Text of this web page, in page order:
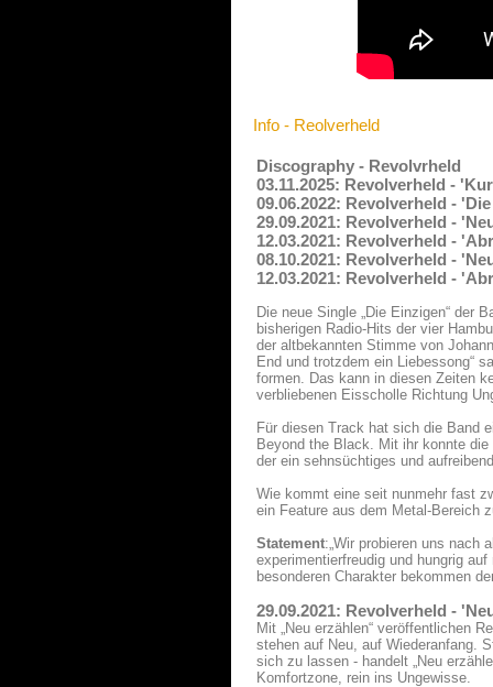
Info - Reolverheld
Discography - Revolvrheld
03.11.2025: Revolverheld -
09.06.2022: Revolverheld -
29.09.2021: Revolverheld -
12.03.2021: Revolverheld -
08.10.2021: Revolverheld -
12.03.2021: Revolverheld -
Die neue Single „Die Einzigen“ der
bisherigen Radio-Hits der vier
der altbekannten Stimme von
End und trotzdem ein Liebessong“
formen. Das kann in diesen Zeiten
verbliebenen Eisscholle Richtung
Für diesen Track hat sich die Band
Beyond the Black. Mit ihr konnte
der ein sehnsüchtiges und
Wie kommt eine seit nunmehr fast
ein Feature aus dem Metal-Bereich
Statement:„Wir probieren uns nach
experimentierfreudig und hungrig
besonderen Charakter bekommen
29.09.2021: Revolverheld -
Mit „Neu erzählen“ veröffentlichen
stehen auf Neu, auf Wiederanfang.
sich zu lassen - handelt „Neu
Komfortzone, rein ins Ungewisse.